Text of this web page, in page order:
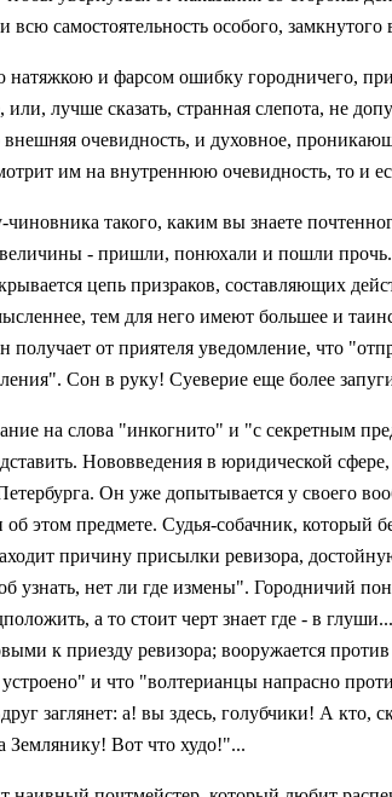
всю самостоятельность особого,
и фарсом ошибку городничего,
лучше сказать, странная слепота, не
внешняя очевидность, и духовное,
им на внутреннюю очевидность, то и
чиновника такого, каким вы знаете
- пришли, понюхали и пошли
цепь призраков, составляющих
тем для него имеют большее и
получает от приятеля уведомление, что
Сон в руку! Суеверие еще более
на слова "инкогнито" и "с секретным
Нововведения в юридической
Он уже допытывается у своего
этом предмете. Судья-собачник, который
причину присылки ревизора,
узнать, нет ли где измены". Городничий
а то стоит черт знает где - в
к приезду ревизора; вооружается
и что "волтерианцы напрасно
заглянет: а! вы здесь, голубчики! А
Землянику! Вот что худо!"...